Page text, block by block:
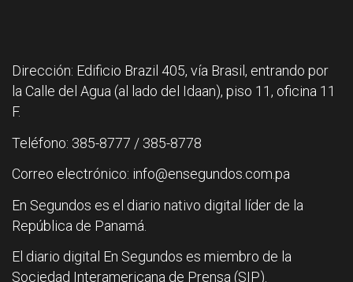
Dirección: Edificio Brazil 405, vía Brasil, entrando por
la Calle del Agua (al lado del Idaan), piso 11, oficina 11
F.
Teléfono: 385-8777 / 385-8778
Correo electrónico: info@ensegundos.com.pa
En Segundos es el diario nativo digital líder de la
República de Panamá.
El diario digital En Segundos es miembro de la
Sociedad Interamericana de Prensa (SIP).